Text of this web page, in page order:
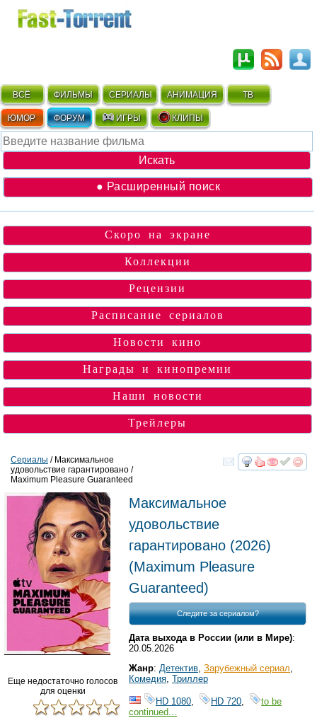
ВСЁ ФИЛЬМЫ СЕРИАЛЫ АНИМАЦИЯ ТВ
ЮМОР ФОРУМ ИГРЫ КЛИПЫ
● Расширенный поиск
Скоро на экране
Коллекции
Рецензии
Расписание сериалов
Новости кино
Награды и кинопремии
Наши новости
Трейлеры
смотреть
Сериалы / Максимальное
удовольствие гарантировано /
Maximum Pleasure Guaranteed
Еще недостаточно голосов
для оценки
Максимальное
удовольствие
гарантировано (2026)
(Maximum Pleasure
Guaranteed)
Следите за сериалом?
Дата выхода в России (или в Мире):
20.05.2026
Жанр: Детектив Зарубежный сериал
Комедия Триллер
HD 1080 HD 720
to be
continued...